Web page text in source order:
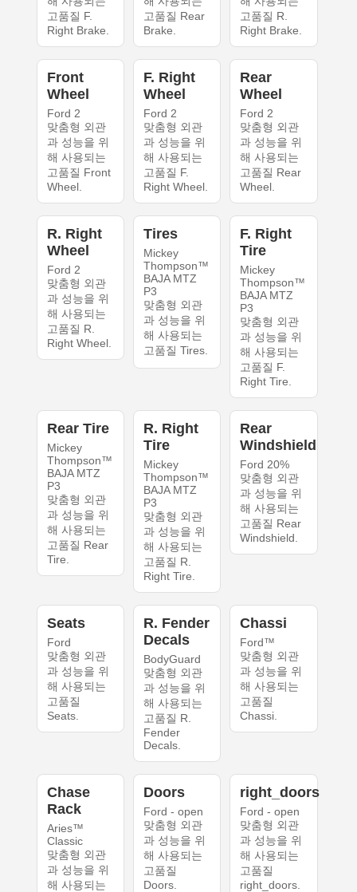
고품질 F.
Right Brake.
고품질 Rear
Brake.
고품질 R.
Right Brake.
Front
Wheel
Ford 2
맞춤형 외관
과 성능을 위
해 사용되는
고품질 Front
Wheel.
F. Right
Wheel
Ford 2
맞춤형 외관
과 성능을 위
해 사용되는
고품질 F.
Right Wheel.
Rear
Wheel
Ford 2
맞춤형 외관
과 성능을 위
해 사용되는
고품질 Rear
Wheel.
R. Right
Wheel
Ford 2
맞춤형 외관
과 성능을 위
해 사용되는
고품질 R.
Right Wheel.
Tires
Mickey
Thompson™
BAJA MTZ
P3
맞춤형 외관
과 성능을 위
해 사용되는
고품질 Tires.
F. Right
Tire
Mickey
Thompson™
BAJA MTZ
P3
맞춤형 외관
과 성능을 위
해 사용되는
고품질 F.
Right Tire.
Rear Tire
Mickey
Thompson™
BAJA MTZ
P3
맞춤형 외관
과 성능을 위
해 사용되는
고품질 Rear
Tire.
R. Right
Tire
Mickey
Thompson™
BAJA MTZ
P3
맞춤형 외관
과 성능을 위
해 사용되는
고품질 R.
Right Tire.
Rear
Windshield
Ford 20%
맞춤형 외관
과 성능을 위
해 사용되는
고품질 Rear
Windshield.
Seats
Ford
맞춤형 외관
과 성능을 위
해 사용되는
고품질
Seats.
R. Fender
Decals
BodyGuard
맞춤형 외관
과 성능을 위
해 사용되는
고품질 R.
Fender
Decals.
Chassi
Ford™
맞춤형 외관
과 성능을 위
해 사용되는
고품질
Chassi.
Chase
Rack
Aries™
Classic
맞춤형 외관
과 성능을 위
해 사용되는
Doors
Ford - open
맞춤형 외관
과 성능을 위
해 사용되는
고품질
Doors.
right_doors
Ford - open
맞춤형 외관
과 성능을 위
해 사용되는
고품질
right_doors.